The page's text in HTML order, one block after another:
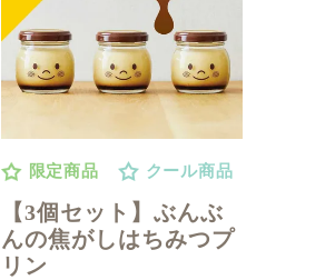
限定商品 クール商品
【3個セット】ぶんぶ
んの焦がしはちみつプ
リン